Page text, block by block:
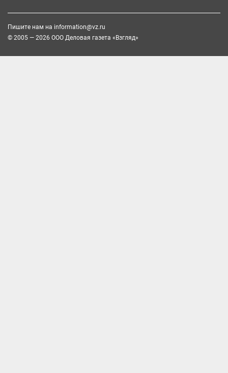
Пишите нам на information@vz.ru
© 2005 — 2026 ООО Деловая газета «Взгляд»